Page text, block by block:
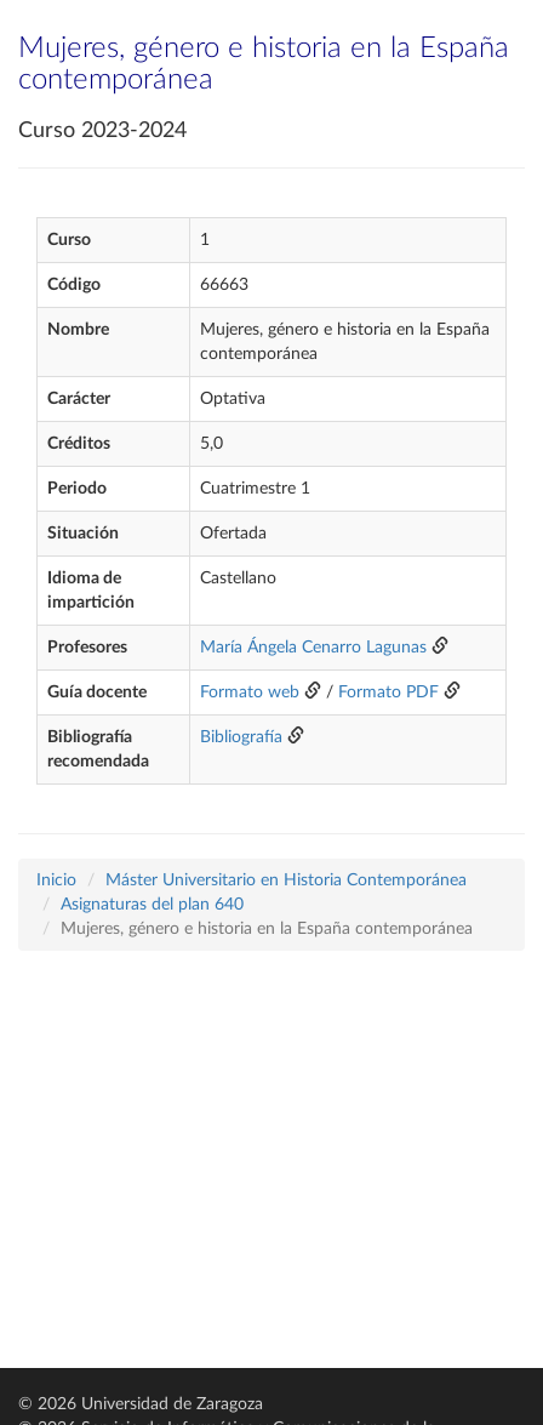
Mujeres, género e historia en la España
contemporánea
Curso 2023-2024
Curso 1
Código 66663
Nombre
Mujeres, género e historia en la España
contemporánea
Carácter Optativa
Créditos 5,0
Periodo Cuatrimestre 1
Situación Ofertada
Idioma de
impartición
Castellano
Profesores María Ángela Cenarro Lagunas
Guía docente Formato web / Formato PDF
Bibliografía
recomendada
Bibliografía
Inicio
Máster Universitario en Historia Contemporánea
Asignaturas del plan 640
Mujeres, género e historia en la España contemporánea
© 2026 Universidad de Zaragoza